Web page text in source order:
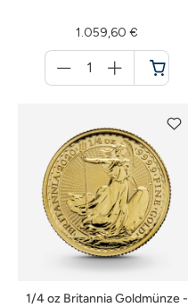
1.059,60 €
für
Warenkorb
1/4 oz Britannia Goldmünze -